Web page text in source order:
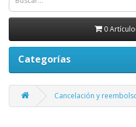
0
Categorías
Cancelación y